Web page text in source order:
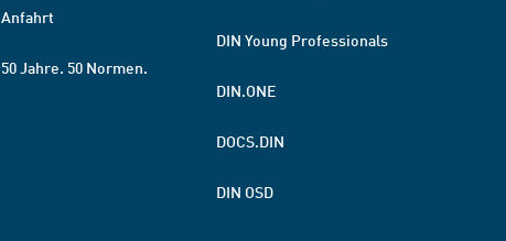
Anfahrt
50 Jahre. 50 Normen.
DIN Young Professionals
DIN.ONE
DOCS.DIN
DIN OSD